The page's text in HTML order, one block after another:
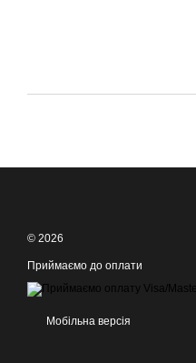
© 2026
Приймаємо до оплати
Мобільна версія